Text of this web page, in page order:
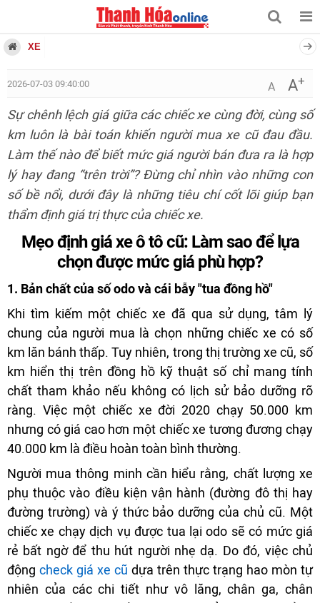
XE
2026-07-03 09:40:00 A A+
Sự chênh lệch giá giữa các chiếc xe cùng đời, cùng số
km luôn là bài toán khiến người mua xe cũ đau đầu.
Làm thế nào để biết mức giá người bán đưa ra là hợp
lý hay đang “trên trời”? Đừng chỉ nhìn vào những con
số bề nổi, dưới đây là những tiêu chí cốt lõi giúp bạn
thẩm định giá trị thực của chiếc xe.
Mẹo định giá xe ô tô cũ: Làm sao để lựa
chọn được mức giá phù hợp?
1. Bản chất của số odo và cái bẫy "tua đồng hồ"
Khi tìm kiếm một chiếc xe đã qua sử dụng, tâm lý
chung của người mua là chọn những chiếc xe có số
km lăn bánh thấp. Tuy nhiên, trong thị trường xe cũ, số
km hiển thị trên đồng hồ kỹ thuật số chỉ mang tính
chất tham khảo nếu không có lịch sử bảo dưỡng rõ
ràng. Việc một chiếc xe đời 2020 chạy 50.000 km
nhưng có giá cao hơn một chiếc xe tương đương chạy
40.000 km là điều hoàn toàn bình thường.
Người mua thông minh cần hiểu rằng, chất lượng xe
phụ thuộc vào điều kiện vận hành (đường đô thị hay
đường trường) và ý thức bảo dưỡng của chủ cũ. Một
chiếc xe chạy dịch vụ được tua lại odo sẽ có mức giá
rẻ bất ngờ để thu hút người nhẹ dạ. Do đó, việc chủ
động check giá xe cũ dựa trên thực trạng hao mòn tự
nhiên của các chi tiết như vô lăng, chân ga, chân